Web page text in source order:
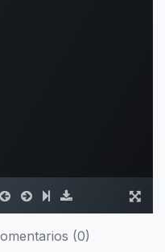
(0)